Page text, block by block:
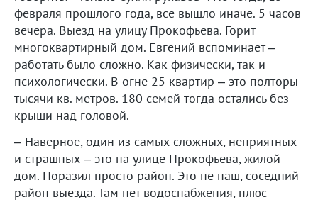
февраля прошлого года, все вышло иначе. 5 часов
вечера. Выезд на улицу Прокофьева. Горит
многоквартирный дом. Евгений вспоминает –
работать было сложно. Как физически, так и
психологически. В огне 25 квартир – это полторы
тысячи кв. метров. 180 семей тогда остались без
крыши над головой.
– Наверное, один из самых сложных, неприятных
и страшных – это на улице Прокофьева, жилой
дом. Поразил просто район. Это не наш, соседний
район выезда. Там нет водоснабжения, плюс